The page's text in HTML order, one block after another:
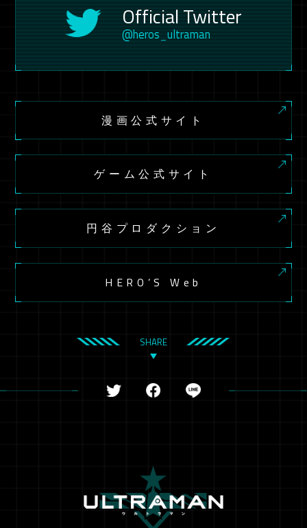
Official Twitter
@heros_ultraman
漫画公式サイト
ゲーム公式サイト
円谷プロダクション
HERO’S Web
SHARE